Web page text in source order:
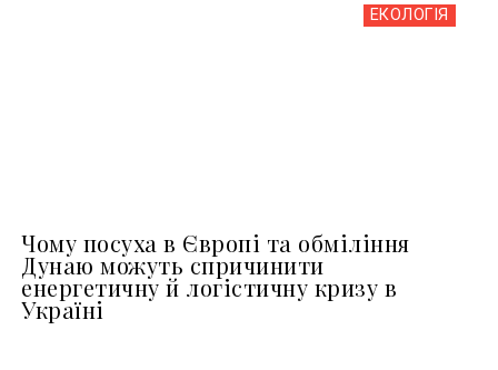
ЕКОЛОГІЯ
Чому посуха в Європі та обміління
Дунаю можуть спричинити
енергетичну й логістичну кризу в
Україні